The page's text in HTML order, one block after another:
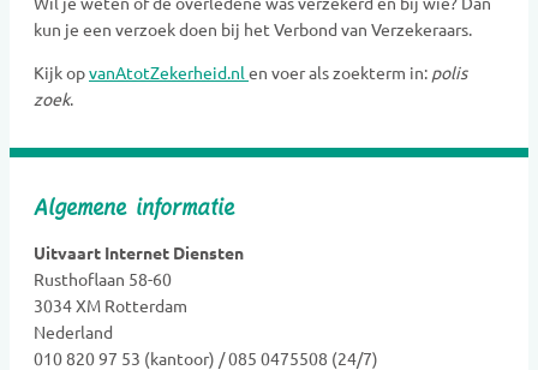
Dragers
Gedenkobjecten
Gedenksieraden
Glasobjecten
Goede doelen
Grafkunst
Grafmonumenten
Groene uitvaart
kun je een verzoek doen bij het Verbond van Verzekeraars.
Kijk opvanAtotZekerheid.nl en voer als zoekterm in: polis
zoek.
Algemene informatie
Uitvaart Internet Diensten
Rusthoflaan 58-60
3034 XM Rotterdam
Nederland
010 820 97 53 (kantoor) / 085 0475508 (24/7)